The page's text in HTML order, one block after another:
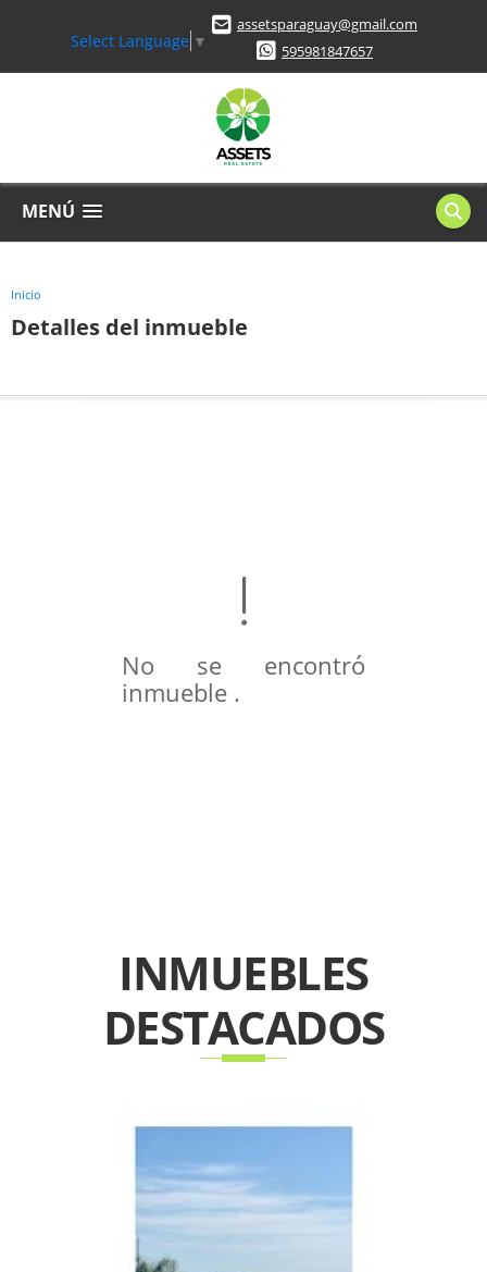
Select Language ▼
assetsparaguay@gmail.com
595981847657
MENÚ
Inicio
Detalles del inmueble
No se encontró
inmueble .
INMUEBLES
DESTACADOS